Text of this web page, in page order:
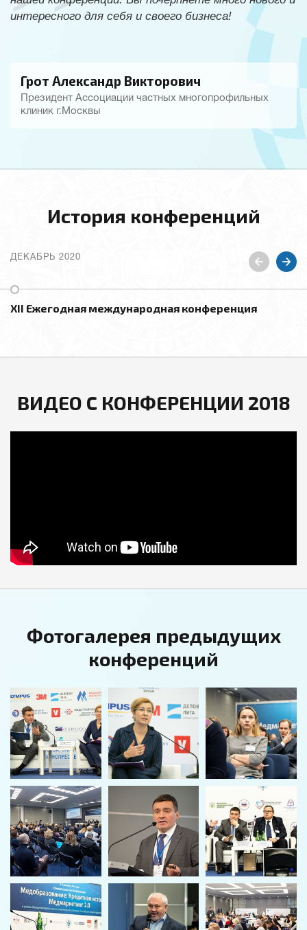
интересного для себя и своего бизнеса!
Грот Александр Викторович
Президент Ассоциации частных многопрофильных
клиник г.Москвы
История конференций
ДЕКАБРЬ 2020
XII Ежегодная международная конференция
ВИДЕО С КОНФЕРЕНЦИИ 2018
Фотогалерея предыдущих
конференций